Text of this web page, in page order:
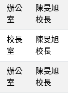
辦公
室
陳旻旭
校長
校長
室
陳旻旭
校長
辦公
室
陳旻旭
校長